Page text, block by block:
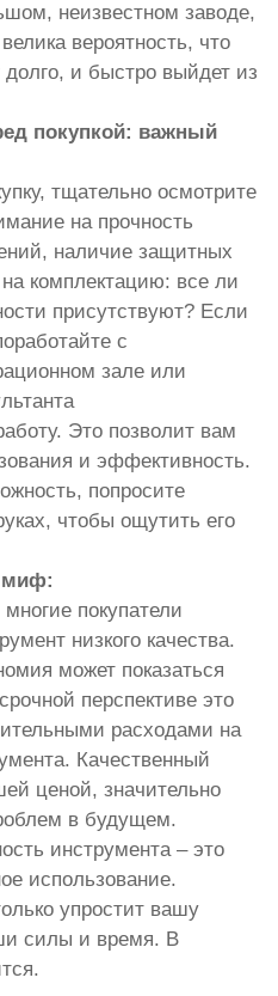
неизвестном заводе,
вероятность, что
и быстро выйдет из
покупкой: важный
тщательно осмотрите
на прочность
наличие защитных
комплектацию: все ли
присутствуют? Если
с
зале или
Это позволит вам
и эффективность.
попросите
чтобы ощутить его
миф:
покупатели
низкого качества.
может показаться
перспективе это
расходами на
Качественный
ценой, значительно
в будущем.
инструмента – это
использование.
упростит вашу
силы и время. В